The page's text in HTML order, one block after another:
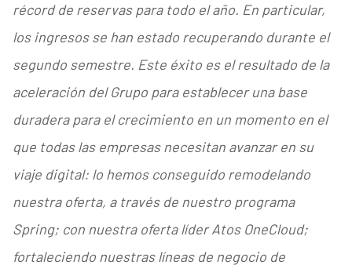
récord de reservas para todo el año. En particular,
los ingresos se han estado recuperando durante el
segundo semestre. Este éxito es el resultado de la
aceleración del Grupo para establecer una base
duradera para el crecimiento en un momento en el
que todas las empresas necesitan avanzar en su
viaje digital: lo hemos conseguido remodelando
nuestra oferta, a través de nuestro programa
Spring; con nuestra oferta líder Atos OneCloud;
fortaleciendo nuestras líneas de negocio de